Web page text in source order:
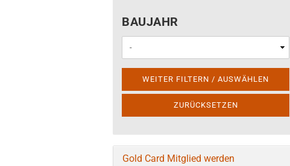
BAUJAHR
BAUJAHR
WEITER FILTERN / AUSWÄHLEN
ZURÜCKSETZEN
Gold Card Mitglied werden